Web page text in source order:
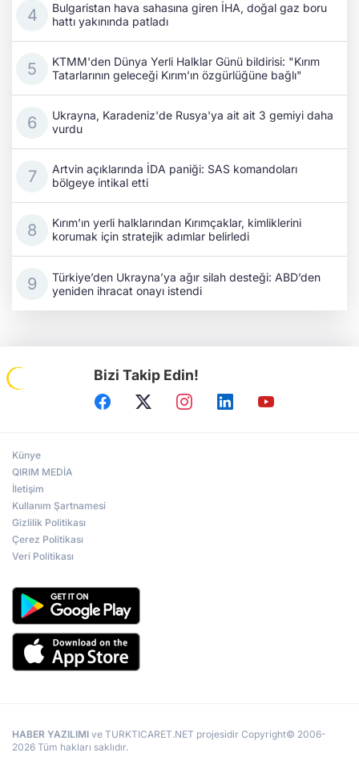
Bulgaristan hava sahasına giren İHA, doğal gaz boru
hattı yakınında patladı
KTMM'den Dünya Yerli Halklar Günü bildirisi: "Kırım
Tatarlarının geleceği Kırım’ın özgürlüğüne bağlı"
Ukrayna, Karadeniz'de Rusya'ya ait ait 3 gemiyi daha
vurdu
Artvin açıklarında İDA paniği: SAS komandoları
bölgeye intikal etti
Kırım’ın yerli halklarından Kırımçaklar, kimliklerini
korumak için stratejik adımlar belirledi
Türkiye’den Ukrayna’ya ağır silah desteği: ABD’den
yeniden ihracat onayı istendi
Bizi Takip Edin!
Künye
QIRIM MEDİA
İletişim
Kullanım Şartnamesi
Gizlilik Politikası
Çerez Politikası
Veri Politikası
HABER YAZILIMI ve TURKTICARET.NET projesidir Copyright© 2006-
2026 Tüm hakları saklıdır.